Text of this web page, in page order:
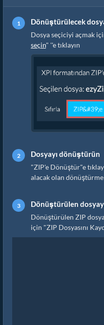
Dönüştürülecek
Dosya seçiciyi açmak
seçin" ''e tıklayın
Dosyayı dönüştürün
"ZIP'e Dönüştür"e
alacak olan
Dönüştürülen
Dönüştürülen ZIP
için "ZIP Dosyasını